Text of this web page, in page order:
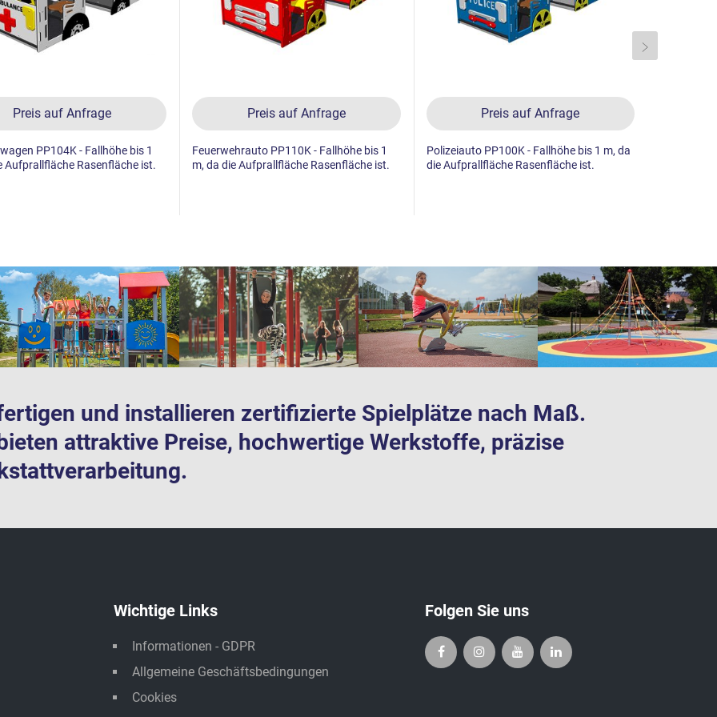
Preis auf Anfrage
PP104K - Fallhöhe bis 1
Aufprallfläche Rasenfläche ist.
Preis auf Anfrage
Feuerwehrauto PP110K - Fallhöhe bis 1
m, da die Aufprallfläche Rasenfläche ist.
Preis auf Anfrage
Polizeiauto PP100K - Fallhöhe bis 1 m, da
die Aufprallfläche Rasenfläche ist.
und installieren zertifizierte Spielplätze nach Maß.
attraktive Preise, hochwertige Werkstoffe, präzise
Wichtige Links
Informationen - GDPR
Allgemeine Geschäftsbedingungen
Cookies
Folgen Sie uns